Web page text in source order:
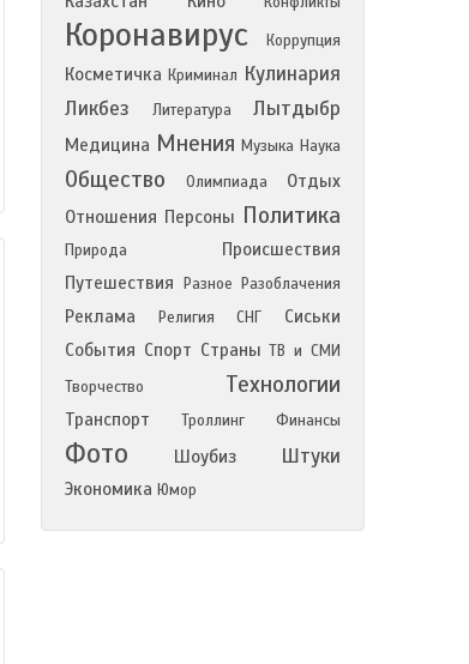
Коронавирус Коррупция
Косметичка Криминал Кулинария
Ликбез
Литература Лытдыбр
Медицина Мнения Музыка Наука
Общество Олимпиада
Отдых
Отношения Персоны Политика
Природа
Происшествия
Путешествия
Разное Разоблачения
Реклама Религия СНГ
Сиськи
События Спорт Страны ТВ и СМИ
Творчество
Технологии
Транспорт Троллинг Финансы
Фото Шоубиз Штуки
Экономика Юмор